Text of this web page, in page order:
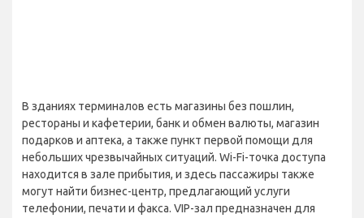
В зданиях терминалов есть магазины без пошлин,
рестораны и кафетерии, банк и обмен валюты, магазин
подарков и аптека, а также пункт первой помощи для
небольших чрезвычайных ситуаций. Wi-Fi-точка доступа
находится в зале прибытия, и здесь пассажиры также
могут найти бизнес-центр, предлагающий услуги
телефонии, печати и факса. VIP-зал предназначен для